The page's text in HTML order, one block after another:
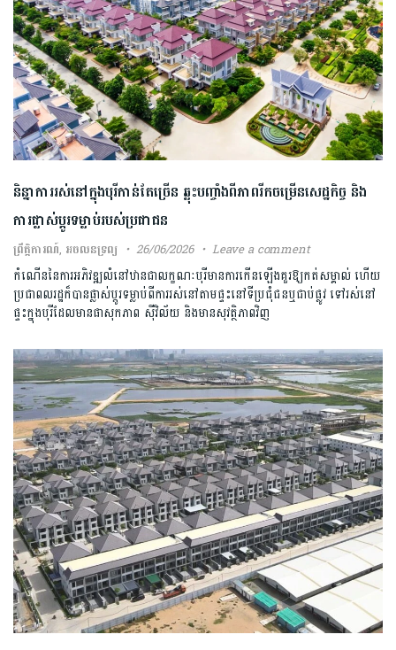
និន្នាការរស់នៅក្នុងបុរីកាន់តែច្រើន ឆ្លុះបញ្ចាំងពីភាពរីកចម្រើនសេដ្ឋកិច្ច និង
ការផ្លាស់ប្តូរទម្លាប់​របស់ប្រជាជន​
ព្រឹត្តិការណ៍, អចលនទ្រព្យ 26/06/2026 Leave a comment
កំណើន​នៃការអភិវឌ្ឍ​លំនៅឋាន​ជា​លក្ខណៈបុរីមានការកើនឡើងគួរឱ្យកត់សម្គាល់ ហើយ
ប្រជាពលរដ្ឋក៏បានផ្លាស់ប្តូរទម្លាប់ពីការរស់នៅតាមផ្ទះនៅទីប្រជុំ​ជន​ឬជាប់ផ្លូវ​ ទៅរស់នៅ
ផ្ទះក្នុងបុរី​ដែលមានផាសុកភាព ស៊ីវិល័យ និងមានសុវត្ថិភាពវិញ